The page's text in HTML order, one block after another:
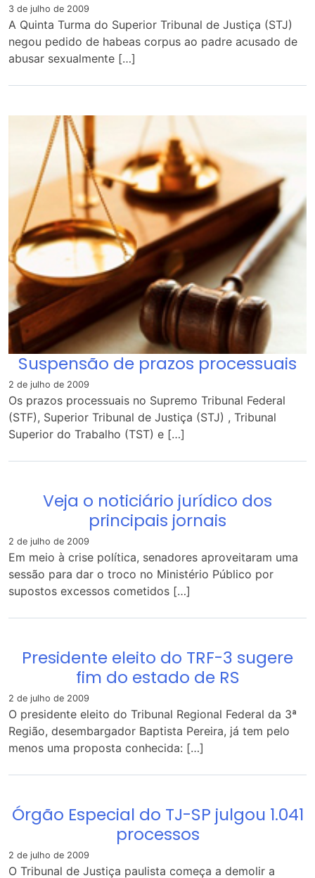
3 de julho de 2009
A Quinta Turma do Superior Tribunal de Justiça (STJ)
negou pedido de habeas corpus ao padre acusado de
abusar sexualmente […]
Suspensão de prazos processuais
2 de julho de 2009
Os prazos processuais no Supremo Tribunal Federal
(STF), Superior Tribunal de Justiça (STJ) , Tribunal
Superior do Trabalho (TST) e […]
Veja o noticiário jurídico dos
principais jornais
2 de julho de 2009
Em meio à crise política, senadores aproveitaram uma
sessão para dar o troco no Ministério Público por
supostos excessos cometidos […]
Presidente eleito do TRF-3 sugere
fim do estado de RS
2 de julho de 2009
O presidente eleito do Tribunal Regional Federal da 3ª
Região, desembargador Baptista Pereira, já tem pelo
menos uma proposta conhecida: […]
Órgão Especial do TJ-SP julgou 1.041
processos
2 de julho de 2009
O Tribunal de Justiça paulista começa a demolir a